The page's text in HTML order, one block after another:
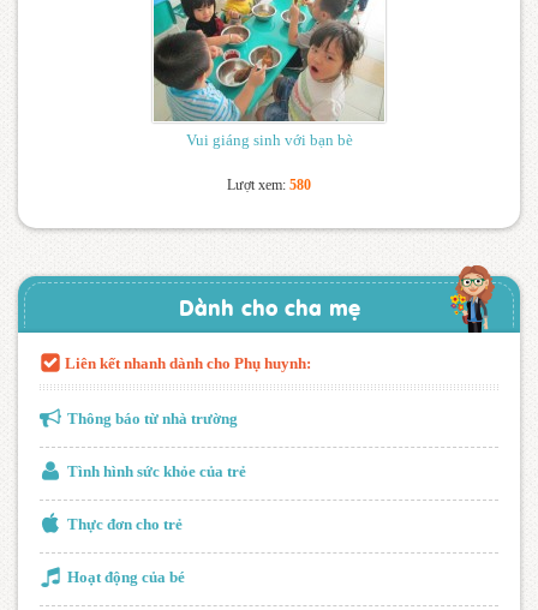
Vui giáng sinh với bạn bè
Lượt xem: 580
Dành cho cha mẹ
Liên kết nhanh dành cho Phụ huynh:
Thông báo từ nhà trường
Tình hình sức khỏe của trẻ
Thực đơn cho trẻ
Hoạt động của bé